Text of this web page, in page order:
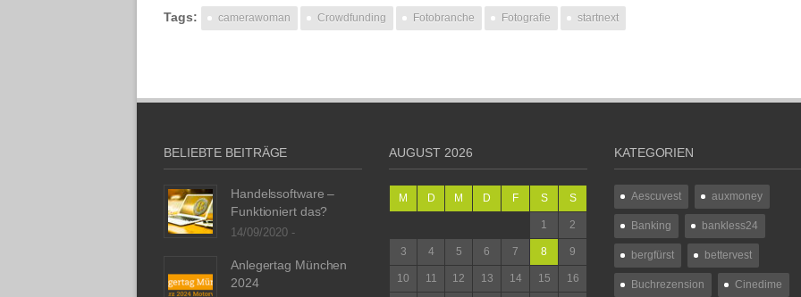
Tags: camerawoman Crowdfunding Fotobranche Fotografie startnext
BELIEBTE BEITRÄGE
Handelssoftware –
Funktioniert das?
14/09/2020 -
Anlegertag München
2024
AUGUST 2026
M D M D F S S
1 2
3 4 5 6 7 8 9
10 11 12 13 14 15 16
KATEGORIEN
Aescuvest auxmoney
Banking bankless24
bergfürst bettervest
Buchrezension Cinedime